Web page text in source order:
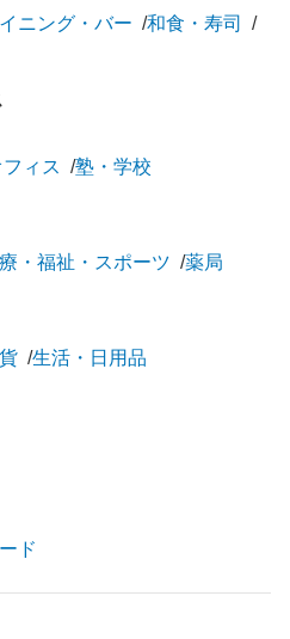
ニング・バー
和食・寿司
ィス
塾・学校
・福祉・スポーツ 薬局
生活・日用品
ド